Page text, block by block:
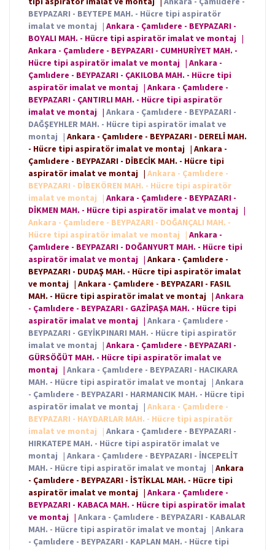
BEYPAZARI - BEYTEPE MAH. - Hücre tipi aspiratör
imalat ve montaj | Ankara - Çamlıdere - BEYPAZARI -
BOYALI MAH. - Hücre tipi aspiratör imalat ve montaj |
Ankara - Çamlıdere - BEYPAZARI - CUMHURİYET MAH. -
Hücre tipi aspiratör imalat ve montaj | Ankara -
Çamlıdere - BEYPAZARI - ÇAKILOBA MAH. - Hücre tipi
aspiratör imalat ve montaj | Ankara - Çamlıdere -
BEYPAZARI - ÇANTIRLI MAH. - Hücre tipi aspiratör
imalat ve montaj | Ankara - Çamlıdere - BEYPAZARI -
DAĞŞEYHLER MAH. - Hücre tipi aspiratör imalat ve
montaj | Ankara - Çamlıdere - BEYPAZARI - DERELİ MAH.
- Hücre tipi aspiratör imalat ve montaj | Ankara -
Çamlıdere - BEYPAZARI - DİBECİK MAH. - Hücre tipi
aspiratör imalat ve montaj | Ankara - Çamlıdere -
BEYPAZARI - DİBEKÖREN MAH. - Hücre tipi aspiratör
imalat ve montaj
| Ankara - Çamlıdere - BEYPAZARI -
DİKMEN MAH. - Hücre tipi aspiratör imalat ve montaj |
Ankara - Çamlıdere - BEYPAZARI - DOĞANÇALI MAH. -
Hücre tipi aspiratör imalat ve montaj
| Ankara -
Çamlıdere - BEYPAZARI - DOĞANYURT MAH. - Hücre tipi
aspiratör imalat ve montaj | Ankara - Çamlıdere -
BEYPAZARI - DUDAŞ MAH. - Hücre tipi aspiratör imalat
ve montaj | Ankara - Çamlıdere - BEYPAZARI - FASIL
MAH. - Hücre tipi aspiratör imalat ve montaj | Ankara
- Çamlıdere - BEYPAZARI - GAZİPAŞA MAH. - Hücre tipi
aspiratör imalat ve montaj | Ankara - Çamlıdere -
BEYPAZARI - GEYİKPINARI MAH. - Hücre tipi aspiratör
imalat ve montaj | Ankara - Çamlıdere - BEYPAZARI -
GÜRSÖĞÜT MAH. - Hücre tipi aspiratör imalat ve
montaj | Ankara - Çamlıdere - BEYPAZARI - HACIKARA
MAH. - Hücre tipi aspiratör imalat ve montaj | Ankara
- Çamlıdere - BEYPAZARI - HARMANCIK MAH. - Hücre tipi
aspiratör imalat ve montaj | Ankara - Çamlıdere -
BEYPAZARI - HAYDARLAR MAH. - Hücre tipi aspiratör
imalat ve montaj
| Ankara - Çamlıdere - BEYPAZARI -
HIRKATEPE MAH. - Hücre tipi aspiratör imalat ve
montaj | Ankara - Çamlıdere - BEYPAZARI - İNCEPELİT
MAH. - Hücre tipi aspiratör imalat ve montaj | Ankara
- Çamlıdere - BEYPAZARI - İSTİKLAL MAH. - Hücre tipi
aspiratör imalat ve montaj | Ankara - Çamlıdere -
BEYPAZARI - KABACA MAH. - Hücre tipi aspiratör imalat
ve montaj | Ankara - Çamlıdere - BEYPAZARI - KABALAR
MAH. - Hücre tipi aspiratör imalat ve montaj | Ankara
- Çamlıdere - BEYPAZARI - KAPLAN MAH. - Hücre tipi